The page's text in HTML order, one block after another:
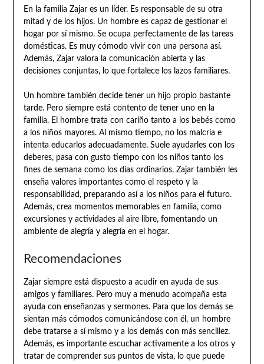
En la familia Zajar es un líder. Es responsable de su otra
mitad y de los hijos. Un hombre es capaz de gestionar el
hogar por sí mismo. Se ocupa perfectamente de las tareas
domésticas. Es muy cómodo vivir con una persona así.
Además, Zajar valora la comunicación abierta y las
decisiones conjuntas, lo que fortalece los lazos familiares.
Un hombre también decide tener un hijo propio bastante
tarde. Pero siempre está contento de tener uno en la
familia. El hombre trata con cariño tanto a los bebés como
a los niños mayores. Al mismo tiempo, no los malcría e
intenta educarlos adecuadamente. Suele ayudarles con los
deberes, pasa con gusto tiempo con los niños tanto los
fines de semana como los días ordinarios. Zajar también les
enseña valores importantes como el respeto y la
responsabilidad, preparando así a los niños para el futuro.
Además, crea momentos memorables en familia, como
excursiones y actividades al aire libre, fomentando un
ambiente de alegría y alegría en el hogar.
Recomendaciones
Zajar siempre está dispuesto a acudir en ayuda de sus
amigos y familiares. Pero muy a menudo acompaña esta
ayuda con enseñanzas y sermones. Para que los demás se
sientan más cómodos comunicándose con él, un hombre
debe tratarse a sí mismo y a los demás con más sencillez.
Además, es importante escuchar activamente a los otros y
tratar de comprender sus puntos de vista, lo que puede